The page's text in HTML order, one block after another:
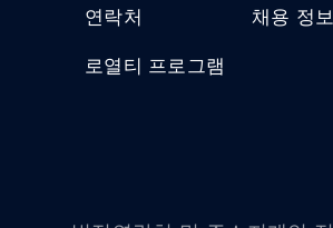
연락처
로열티 프로그램
채용 정보